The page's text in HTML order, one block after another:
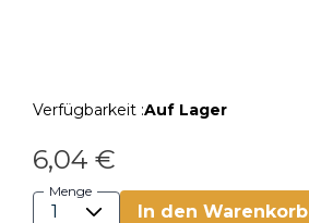
Verfügbarkeit :Auf Lager
6,04 €
Menge
In den Warenkorb